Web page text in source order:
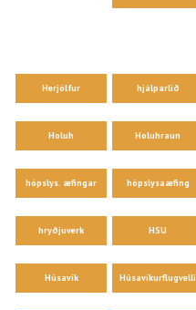
Herjólfur hjálparlið
Holuh Holuhraun
hópslys. æfingar hópslysaæfing
hryðjuverk HSU
Húsavík Húsavíkurflugvelli